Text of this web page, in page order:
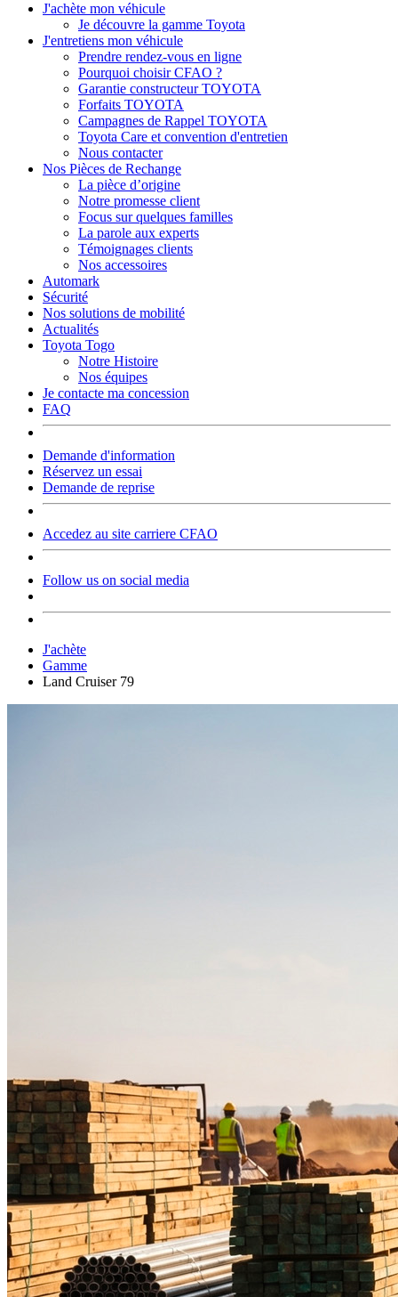
J'achète mon véhicule
Je découvre la gamme Toyota
J'entretiens mon véhicule
Prendre rendez-vous en ligne
Pourquoi choisir CFAO ?
Garantie constructeur TOYOTA
Forfaits TOYOTA
Campagnes de Rappel TOYOTA
Toyota Care et convention d'entretien
Nous contacter
Nos Pièces de Rechange
La pièce d’origine
Notre promesse client
Focus sur quelques familles
La parole aux experts
Témoignages clients
Nos accessoires
Automark
Sécurité
Nos solutions de mobilité
Actualités
Toyota Togo
Notre Histoire
Nos équipes
Je contacte ma concession
FAQ
Demande d'information
Réservez un essai
Demande de reprise
Accedez au site carriere CFAO
Follow us on social media
J'achète
Gamme
Land Cruiser 79